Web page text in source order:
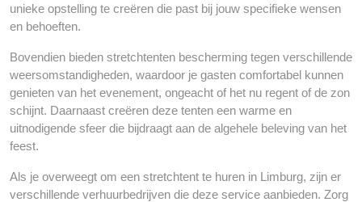
unieke opstelling te creëren die past bij jouw specifieke wensen
en behoeften.
Bovendien bieden stretchtenten bescherming tegen verschillende
weersomstandigheden, waardoor je gasten comfortabel kunnen
genieten van het evenement, ongeacht of het nu regent of de zon
schijnt. Daarnaast creëren deze tenten een warme en
uitnodigende sfeer die bijdraagt aan de algehele beleving van het
feest.
Als je overweegt om een stretchtent te huren in Limburg, zijn er
verschillende verhuurbedrijven die deze service aanbieden. Zorg